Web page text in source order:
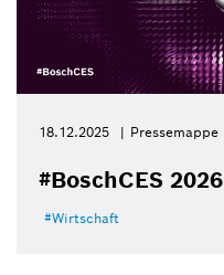
18.12.2025 Pressemappe
#BoschCES 2026
Wirtschaft